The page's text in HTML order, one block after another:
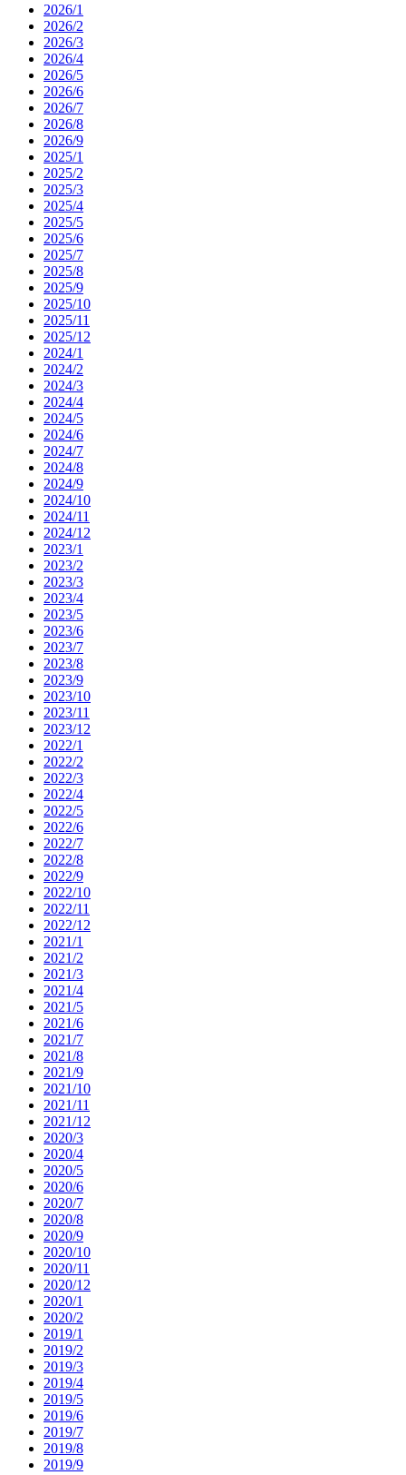
2026/1
2026/2
2026/3
2026/4
2026/5
2026/6
2026/7
2026/8
2026/9
2025/1
2025/2
2025/3
2025/4
2025/5
2025/6
2025/7
2025/8
2025/9
2025/10
2025/11
2025/12
2024/1
2024/2
2024/3
2024/4
2024/5
2024/6
2024/7
2024/8
2024/9
2024/10
2024/11
2024/12
2023/1
2023/2
2023/3
2023/4
2023/5
2023/6
2023/7
2023/8
2023/9
2023/10
2023/11
2023/12
2022/1
2022/2
2022/3
2022/4
2022/5
2022/6
2022/7
2022/8
2022/9
2022/10
2022/11
2022/12
2021/1
2021/2
2021/3
2021/4
2021/5
2021/6
2021/7
2021/8
2021/9
2021/10
2021/11
2021/12
2020/3
2020/4
2020/5
2020/6
2020/7
2020/8
2020/9
2020/10
2020/11
2020/12
2020/1
2020/2
2019/1
2019/2
2019/3
2019/4
2019/5
2019/6
2019/7
2019/8
2019/9